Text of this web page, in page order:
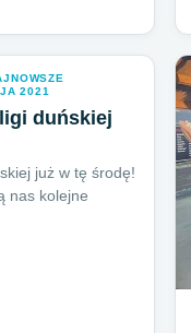
2021
duńskiej
już w tę środę!
nas kolejne